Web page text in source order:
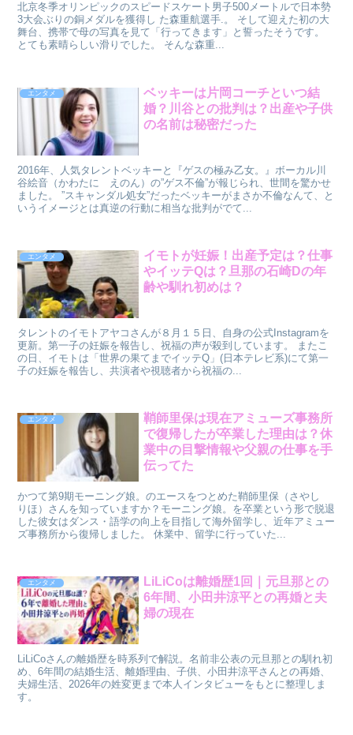
北京冬季オリンピックのスピードスケート男子500メートルで日本勢
3大会ぶりの銅メダルを獲得し た森重航選手.。 そして迎えた初の大
舞台、携帯で母の写真を見て「行ってきます」と誓ったそうです。
とても素晴らしい滑りでした。 そんな森重...
エンタメ
ベッキーは片岡コーチといつ結
婚？川谷との批判は？出産や子供
の名前は秘密だった
2016年、人気タレントベッキーと『ゲスの極み乙女。』ボーカル川
谷絵音（かわたに えのん）の”ゲス不倫”が報じられ、世間を驚かせ
ました。 ”スキャンダル処女”だったベッキーがまさか不倫なんて、と
いうイメージとは真逆の行動に相当な批判がでて...
エンタメ
イモトが妊娠！出産予定は？仕事
やイッテQは？旦那の石崎Dの年
齢や馴れ初めは？
タレントのイモトアヤコさんが８月１５日、自身の公式Instagramを
更新。第一子の妊娠を報告し、祝福の声が殺到しています。 またこ
の日、イモトは「世界の果てまでイッテQ」(日本テレビ系)にて第一
子の妊娠を報告し、共演者や視聴者から祝福の...
エンタメ
鞘師里保は現在アミューズ事務所
で復帰したが卒業した理由は？休
業中の目撃情報や父親の仕事を手
伝ってた
かつて第9期モーニング娘。のエースをつとめた鞘師里保（さやし
りほ）さんを知っていますか？モーニング娘。を卒業という形で脱退
した彼女はダンス・語学の向上を目指して海外留学し、近年アミュー
ズ事務所から復帰しました。 休業中、留学に行っていた...
エンタメ
LiLiCoは離婚歴1回｜元旦那との
6年間、小田井涼平との再婚と夫
婦の現在
LiLiCoさんの離婚歴を時系列で解説。名前非公表の元旦那との馴れ初
め、6年間の結婚生活、離婚理由、子供、小田井涼平さんとの再婚、
夫婦生活、2026年の姓変更まで本人インタビューをもとに整理しま
す。